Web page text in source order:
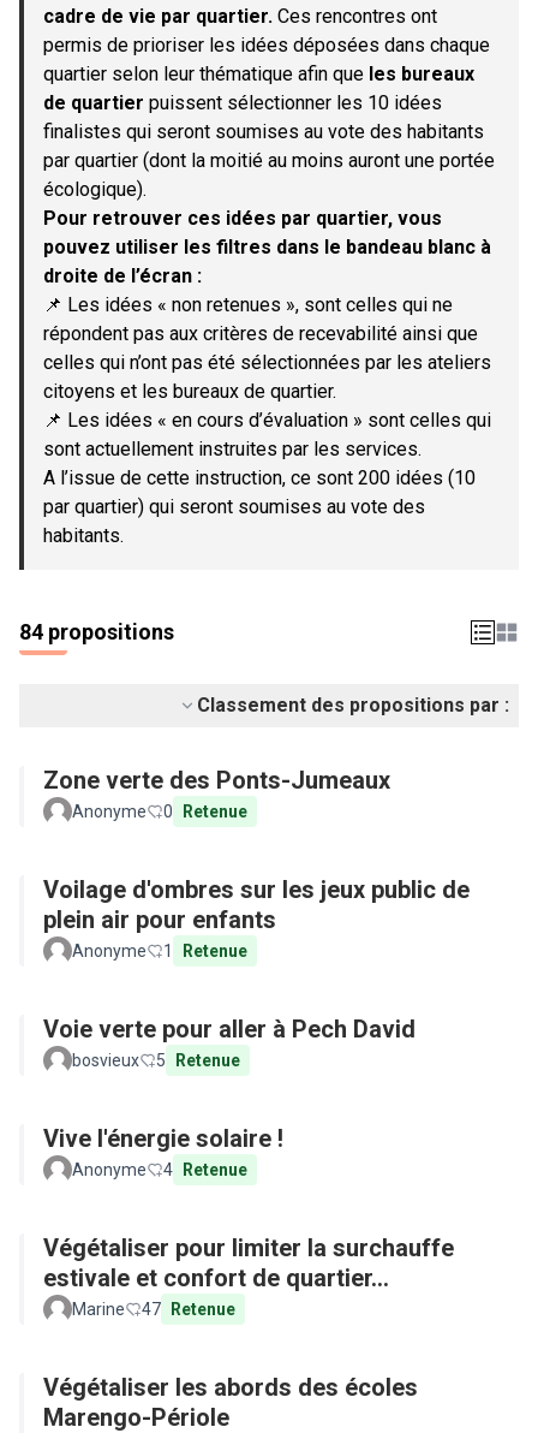
cadre de vie par quartier. Ces rencontres ont
permis de prioriser les idées déposées dans chaque
quartier selon leur thématique afin que les bureaux
de quartier puissent sélectionner les 10 idées
finalistes qui seront soumises au vote des habitants
par quartier (dont la moitié au moins auront une portée
écologique).
Pour retrouver ces idées par quartier, vous
pouvez utiliser les filtres dans le bandeau blanc à
droite de l’écran :
📌 Les idées « non retenues », sont celles qui ne
répondent pas aux critères de recevabilité ainsi que
celles qui n’ont pas été sélectionnées par les ateliers
citoyens et les bureaux de quartier.
📌 Les idées « en cours d’évaluation » sont celles qui
sont actuellement instruites par les services.
A l’issue de cette instruction, ce sont 200 idées (10
par quartier) qui seront soumises au vote des
habitants.
84 propositions
Classement des propositions par :
Zone verte des Ponts-Jumeaux
Anonyme 0 Retenue
Voilage d'ombres sur les jeux public de
plein air pour enfants
Anonyme 1 Retenue
Voie verte pour aller à Pech David
bosvieux 5 Retenue
Vive l'énergie solaire !
Anonyme 4 Retenue
Végétaliser pour limiter la surchauffe
estivale et confort de quartier...
Marine 47 Retenue
Végétaliser les abords des écoles
Marengo-Périole